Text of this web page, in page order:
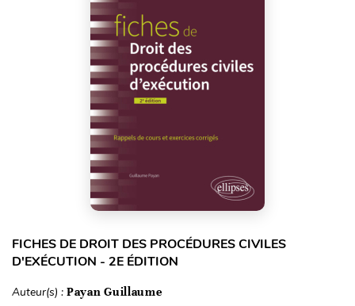
FICHES DE DROIT DES PROCÉDURES CIVILES
D'EXÉCUTION - 2E ÉDITION
Auteur(s) : Payan Guillaume